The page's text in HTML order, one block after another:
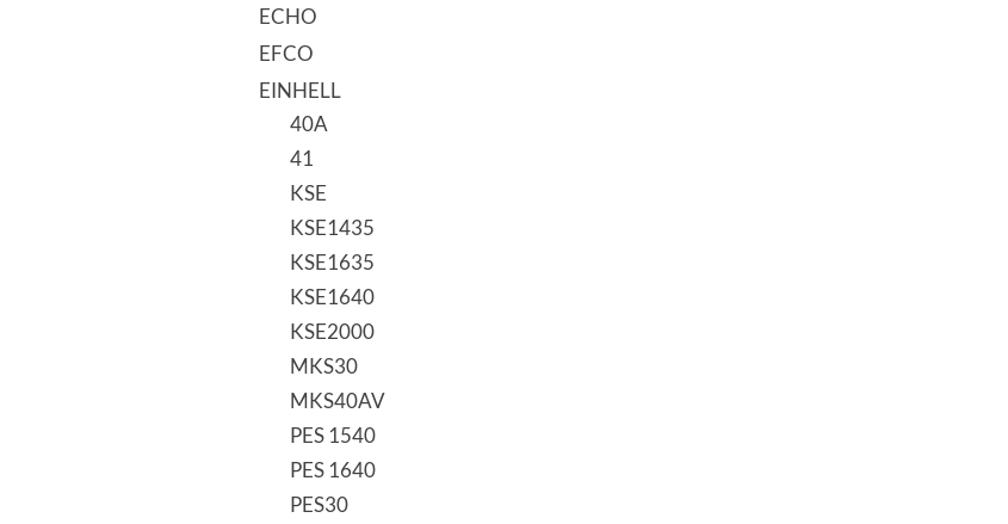
ECHO
EFCO
EINHELL
40A
41
KSE
KSE1435
KSE1635
KSE1640
KSE2000
MKS30
MKS40AV
PES 1540
PES 1640
PES30